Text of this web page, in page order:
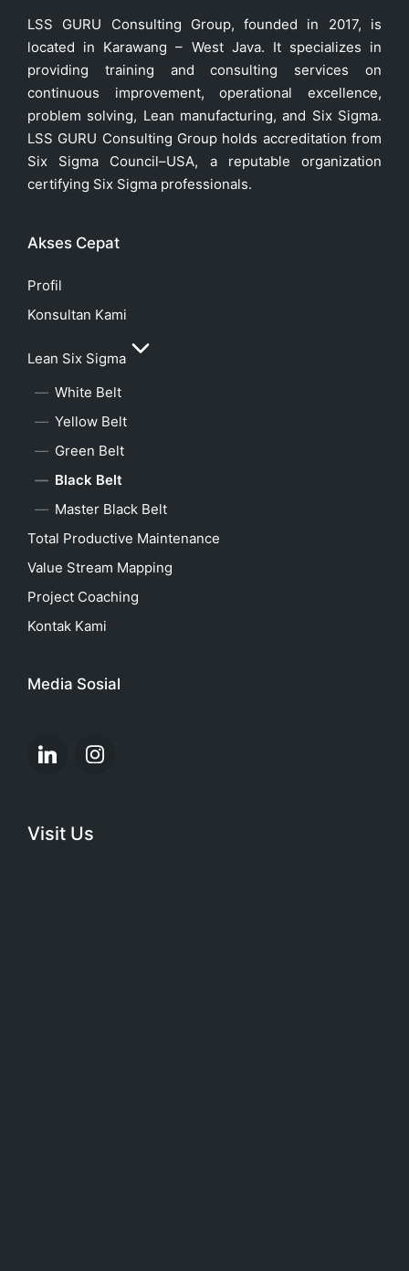
LSS GURU Consulting Group, founded in 2017, is
located in Karawang – West Java. It specializes in
providing training and consulting services on
continuous improvement, operational excellence,
problem solving, Lean manufacturing, and Six Sigma.
LSS GURU Consulting Group holds accreditation from
Six Sigma Council–USA, a reputable organization
certifying Six Sigma professionals.
Akses Cepat
Profil
Konsultan Kami
Lean Six Sigma
White Belt
Yellow Belt
Green Belt
Black Belt
Master Black Belt
Total Productive Maintenance
Value Stream Mapping
Project Coaching
Kontak Kami
Media Sosial
LinkedinInstagram
Visit Us